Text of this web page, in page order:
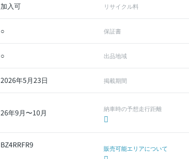
加入可 リサイクル料
○ 保証書
○ 出品地域
2026年5月23日 掲載期間
26年9月〜10月 納車時の予想走行距離
BZ4RRFR9 販売可能エリアについて